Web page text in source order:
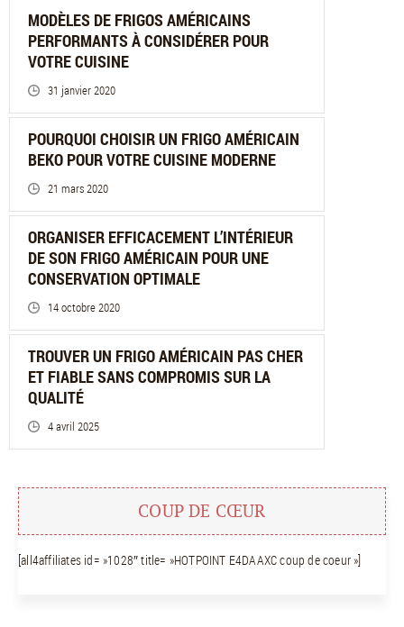
MODÈLES DE FRIGOS AMÉRICAINS
PERFORMANTS À CONSIDÉRER POUR
VOTRE CUISINE
31 janvier 2020
POURQUOI CHOISIR UN FRIGO AMÉRICAIN
BEKO POUR VOTRE CUISINE MODERNE
21 mars 2020
ORGANISER EFFICACEMENT L’INTÉRIEUR
DE SON FRIGO AMÉRICAIN POUR UNE
CONSERVATION OPTIMALE
14 octobre 2020
TROUVER UN FRIGO AMÉRICAIN PAS CHER
ET FIABLE SANS COMPROMIS SUR LA
QUALITÉ
4 avril 2025
COUP DE CŒUR
[all4affiliates id= »1028″ title= »HOTPOINT E4DAAXC coup de coeur »]